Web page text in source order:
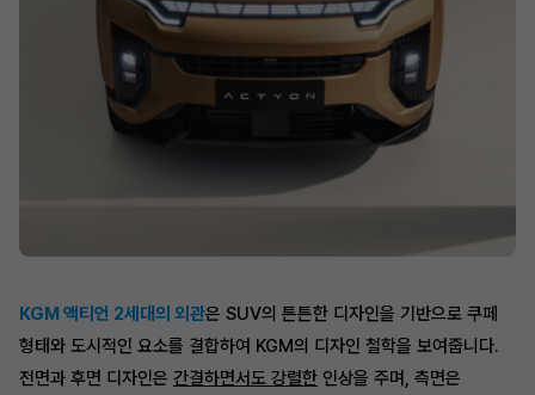
KGM 액티언 2세대의 외관은 SUV의 튼튼한 디자인을 기반으로 쿠페
형태와 도시적인 요소를 결합하여 KGM의 디자인 철학을 보여줍니다.
전면과 후면 디자인은 간결하면서도 강렬한 인상을 주며, 측면은